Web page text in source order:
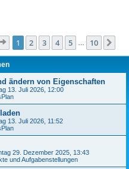
Seite 1von 10
1 2 3 4 5 10
ändern von Eigenschaften
13. Juli 2026, 12:00
13. Juli 2026, 11:52
29. Dezember 2025, 13:43
und Aufgabenstellungen